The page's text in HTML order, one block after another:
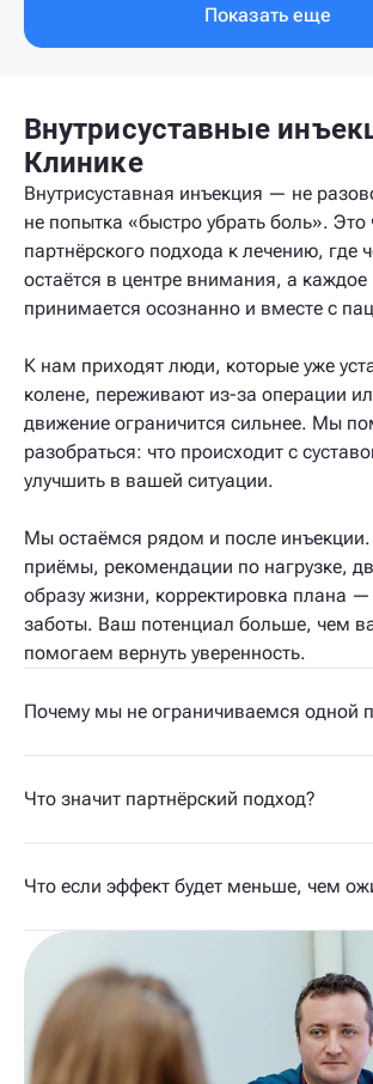
Показать еще
Внутрисуставные
Клинике
Внутрисуставная инъекция — не
не попытка «быстро убрать боль». Это
партнёрского подхода к лечению, где
остаётся в центре внимания, а
принимается осознанно и вместе с
К нам приходят люди, которые уже
колене, переживают из-за операции
движение ограничится сильнее. Мы
разобраться: что происходит с
улучшить в вашей ситуации.
Мы остаёмся рядом и после
приёмы, рекомендации по нагрузке,
образу жизни, корректировка плана —
заботы. Ваш потенциал больше, чем
помогаем вернуть уверенность.
Почему мы не ограничиваемся одной
Что значит партнёрский подход?
Что если эффект будет меньше, чем